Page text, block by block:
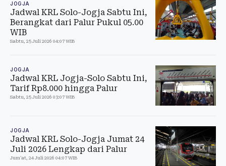
JOGJA
Jadwal KRL Solo-Jogja Sabtu Ini,
Berangkat dari Palur Pukul 05.00
WIB
Sabtu, 25 Juli 2026 04:07 WIB
JOGJA
Jadwal KRL Jogja-Solo Sabtu Ini,
Tarif Rp8.000 hingga Palur
Sabtu, 25 Juli 2026 03:07 WIB
JOGJA
Jadwal KRL Solo-Jogja Jumat 24
Juli 2026 Lengkap dari Palur
Jum'at, 24 Juli 2026 04:07 WIB